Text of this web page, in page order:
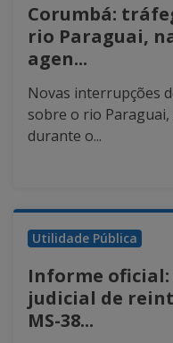
Corumbá:
rio Paraguai,
agen...
Novas interrupções
sobre o rio Paraguai,
durante o...
Utilidade Pública
Informe
judicial de
MS-38...